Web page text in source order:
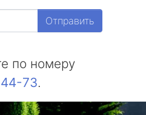
Отправить
по номеру
73.